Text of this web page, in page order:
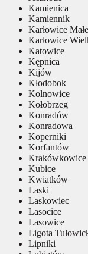
Kamienica
Kamiennik
Karłowice Małe
Karłowice
Katowice
Kępnica
Kijów
Kłodobok
Kolnowice
Kołobrzeg
Konradów
Konradowa
Koperniki
Korfantów
Krakówkowice
Kubice
Kwiatków
Laski
Laskowiec
Lasocice
Lasowice
Ligota
Lipniki